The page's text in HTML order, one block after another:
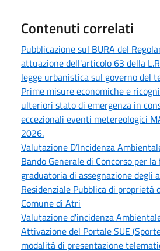
Contenuti correlati
Pubblicazione sul BURA del
attuazione dell'articolo 63 della
legge urbanistica sul governo del
Prime misure economiche e
ulteriori stato di emergenza in
eccezionali eventi metereologici
2026.
Valutazione D’Incidenza
Bando Generale di Concorso per
graduatoria di assegnazione degli
Residenziale Pubblica di proprietà
Comune di Atri
Valutazione d'incidenza
Attivazione del Portale SUE
modalità di presentazione